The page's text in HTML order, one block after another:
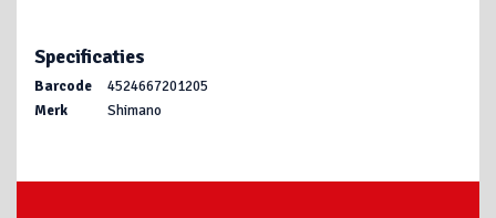
Specificaties
Barcode
4524667201205
Merk
Shimano